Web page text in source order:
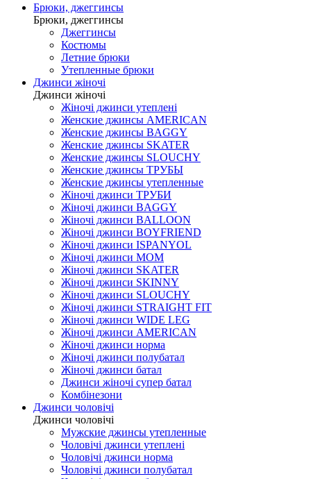
Брюки, джеггинсы
Брюки, джеггинсы
Джеггинсы
Костюмы
Летние брюки
Утепленные брюки
Джинси жіночі
Джинси жіночі
Жіночі джинси утеплені
Женские джинсы AMERICAN
Женские джинсы BAGGY
Женские джинсы SKATER
Женские джинсы SLOUCHY
Женские джинсы ТРУБЫ
Женские джинсы утепленные
Жіночі джинси ТРУБИ
Жіночі джинси BAGGY
Жіночі джинси BALLOON
Жіночі джинси BOYFRIEND
Жіночі джинси ISPANYOL
Жіночі джинси МОМ
Жіночі джинси SKATER
Жіночі джинси SKINNY
Жіночі джинси SLOUCHY
Жіночі джинси STRAIGHT FIT
Жіночі джинси WIDE LEG
Жіночі джинси AMERICAN
Жіночі джинси норма
Жіночі джинси полубатал
Жіночі джинси батал
Джинси жіночі супер батал
Комбінезони
Джинси чоловічі
Джинси чоловічі
Мужские джинсы утепленные
Чоловічі джинси утеплені
Чоловічі джинси норма
Чоловічі джинси полубатал